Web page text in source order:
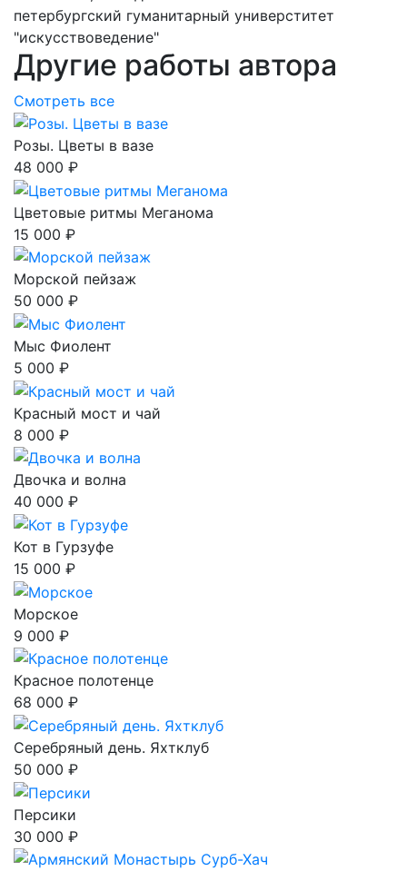
петербургский гуманитарный универститет
"искусствоведение"
Другие работы автора
Смотреть все
Розы. Цветы в вазе
48 000 ₽
Цветовые ритмы Меганома
15 000 ₽
Морской пейзаж
50 000 ₽
Мыс Фиолент
5 000 ₽
Красный мост и чай
8 000 ₽
Двочка и волна
40 000 ₽
Кот в Гурзуфе
15 000 ₽
Морское
9 000 ₽
Красное полотенце
68 000 ₽
Серебряный день. Яхтклуб
50 000 ₽
Персики
30 000 ₽